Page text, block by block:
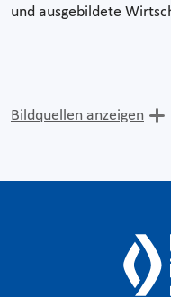
und ausgebildete
Bildquellen anzeigen